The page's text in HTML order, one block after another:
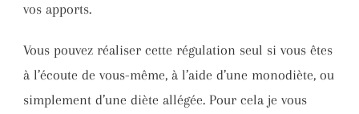
vos apports.
Vous pouvez réaliser cette régulation seul si vous êtes
à l’écoute de vous-même, à l’aide d’une monodiète, ou
simplement d’une diète allégée. Pour cela je vous